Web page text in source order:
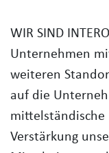
WIR SIND
Unternehmen
weiteren
auf die
mittelständische
Verstärkung